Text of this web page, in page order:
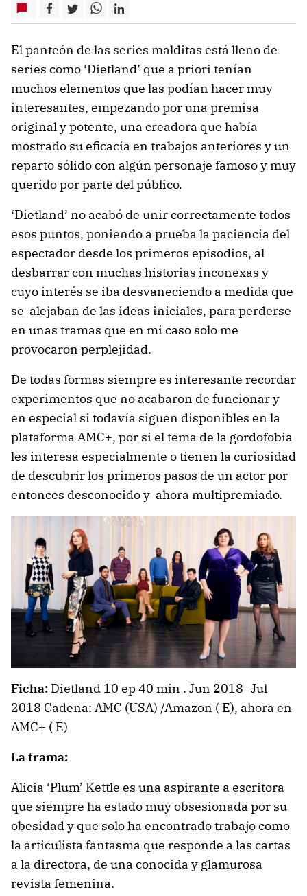
El panteón de las series malditas está lleno de
series como ‘Dietland’ que a priori tenían
muchos elementos que las podían hacer muy
interesantes, empezando por una premisa
original y potente, una creadora que había
mostrado su eficacia en trabajos anteriores y un
reparto sólido con algún personaje famoso y muy
querido por parte del público.
‘Dietland’ no acabó de unir correctamente todos
esos puntos, poniendo a prueba la paciencia del
espectador desde los primeros episodios, al
desbarrar con muchas historias inconexas y
cuyo interés se iba desvaneciendo a medida que
se alejaban de las ideas iniciales, para perderse
en unas tramas que en mi caso solo me
provocaron perplejidad.
De todas formas siempre es interesante recordar
experimentos que no acabaron de funcionar y
en especial si todavía siguen disponibles en la
plataforma AMC+, por si el tema de la gordofobia
les interesa especialmente o tienen la curiosidad
de descubrir los primeros pasos de un actor por
entonces desconocido y ahora multipremiado.
Ficha: Dietland 10 ep 40 min . Jun 2018- Jul
2018 Cadena: AMC (USA) /Amazon ( E), ahora en
AMC+ ( E)
La trama:
Alicia ‘Plum’ Kettle es una aspirante a escritora
que siempre ha estado muy obsesionada por su
obesidad y que solo ha encontrado trabajo como
la articulista fantasma que responde a las cartas
a la directora, de una conocida y glamurosa
revista femenina.